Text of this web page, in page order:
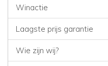
Winactie
Laagste prijs garantie
Wie zijn wij?